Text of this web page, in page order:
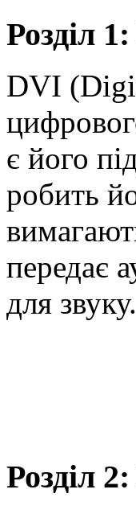
Розділ
DVI
є його
робить
передає
для звуку.
Розділ